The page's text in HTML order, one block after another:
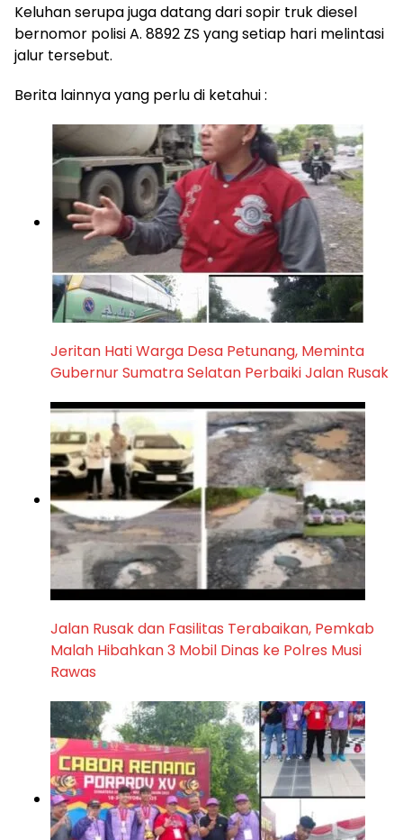
Keluhan serupa juga datang dari sopir truk diesel
bernomor polisi A. 8892 ZS yang setiap hari melintasi
jalur tersebut.
Berita lainnya yang perlu di ketahui :
Jeritan Hati Warga Desa Petunang, Meminta
Gubernur Sumatra Selatan Perbaiki Jalan Rusak
Jalan Rusak dan Fasilitas Terabaikan, Pemkab
Malah Hibahkan 3 Mobil Dinas ke Polres Musi
Rawas